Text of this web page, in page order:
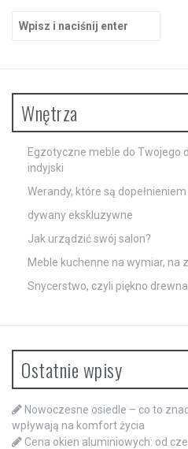
Wnętrza
Egzotyczne meble do Twojego
indyjski
Werandy, które są
dywany ekskluzywne
Jak urządzić swój salon?
Meble kuchenne na wymiar, na
Snycerstwo, czyli piękno drewna
Ostatnie wpisy
Nowoczesne osiedle – co to
wpływają na komfort życia
Cena okien aluminiowych: od